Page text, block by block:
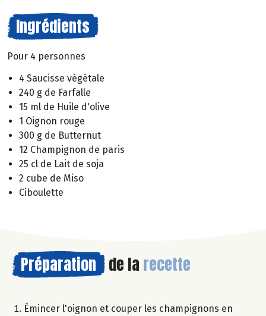
Ingrédients
Pour 4 personnes
4 Saucisse végétale
240 g de Farfalle
15 ml de Huile d'olive
1 Oignon rouge
300 g de Butternut
12 Champignon de paris
25 cl de Lait de soja
2 cube de Miso
Ciboulette
Préparation de la recette
Émincer l'oignon et couper les champignons en